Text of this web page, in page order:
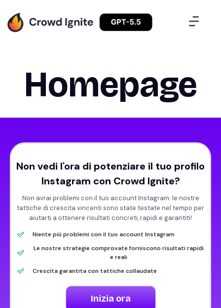
Homepage
Non vedi l'ora di potenziare il tuo profilo
Instagram con Crowd Ignite?
Non avrai problemi con il tuo account Instagram: le nostre
tattiche di crescita vincenti sono state testate nel tempo per
aiutarti a ottenere risultati concreti, rapidi e garantiti!
Niente più problemi con il tuo account Instagram
Le nostre strategie comprovate forniscono risultati rapidi
e reali
Crescita garantita con tattiche collaudate
Inizia ora